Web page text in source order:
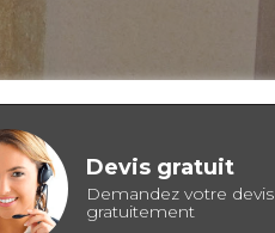
Devis gratuit
Demandez votre devis
gratuitement